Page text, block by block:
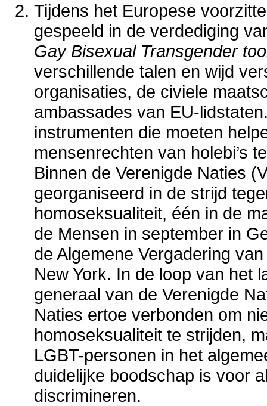
Tijdens het Europese
gespeeld in de verdediging
Gay Bisexual Transgender
verschillende talen en wijd
organisaties, de civiele
ambassades van EU-
instrumenten die moeten
mensenrechten van holebi’s
Binnen de Verenigde Naties
georganiseerd in de strijd
homoseksualiteit, één in de
de Mensen in september in
de Algemene Vergadering
New York. In de loop van het
generaal van de Verenigde
Naties ertoe verbonden om
homoseksualiteit te strijden,
LGBT-personen in het
duidelijke boodschap is voor
discrimineren.